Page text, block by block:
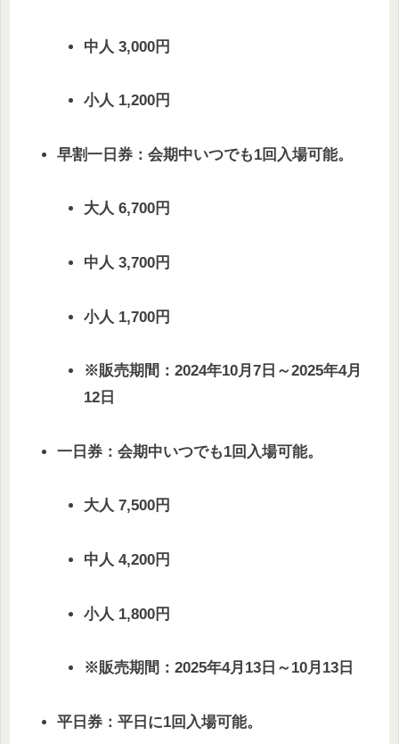
中人 3,000円
小人 1,200円
早割一日券：会期中いつでも1回入場可能。
大人 6,700円
中人 3,700円
小人 1,700円
※販売期間：2024年10月7日～2025年4月
12日
一日券：会期中いつでも1回入場可能。
大人 7,500円
中人 4,200円
小人 1,800円
※販売期間：2025年4月13日～10月13日
平日券：平日に1回入場可能。